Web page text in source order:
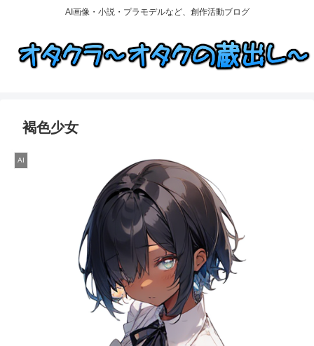
AI画像・小説・プラモデルなど、創作活動ブログ
褐色少女
AI